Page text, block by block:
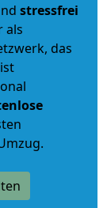
stressfrei
als
das